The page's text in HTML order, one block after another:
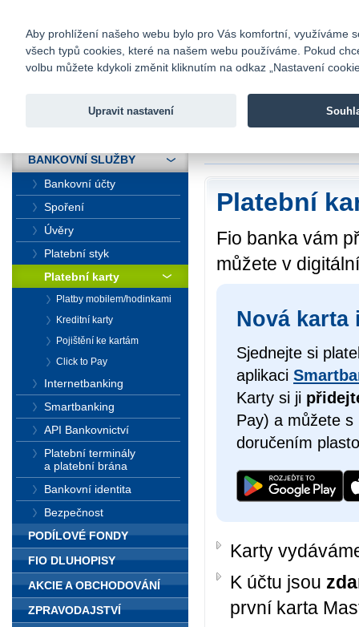
Fio banka
Fio banka
Platební
Fio banka vám
můžete v
Nová karta
Sjednejte si
aplikaci
Karty si ji
Pay) a můžete
doručením
Karty
K účtu jsou
první karta
BANKOVNÍ SLUŽBY
Bankovní účty
Spoření
Úvěry
Platební styk
Platební karty
Platby mobilem/hodinkami
Kreditní karty
Pojištění ke kartám
Click to Pay
Internetbanking
Smartbanking
API Bankovnictví
Platební terminály
a platební brána
Bankovní identita
Bezpečnost
PODÍLOVÉ FONDY
FIO DLUHOPISY
AKCIE A OBCHODOVÁNÍ
ZPRAVODAJSTVÍ
Aby prohlížení našeho webu bylo pro Vás komfortní, využíváme
všech typů cookies, které na našem webu používáme. Pokud
volbu můžete kdykoli změnit kliknutím na odkaz „Nastavení
Upravit nastavení